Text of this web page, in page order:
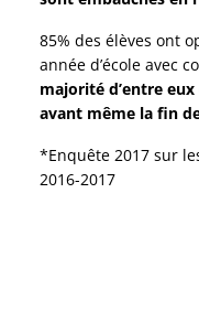
85% des élèves ont
année d’école avec
majorité d’entre
avant même la fin
*Enquête 2017 sur
2016-2017